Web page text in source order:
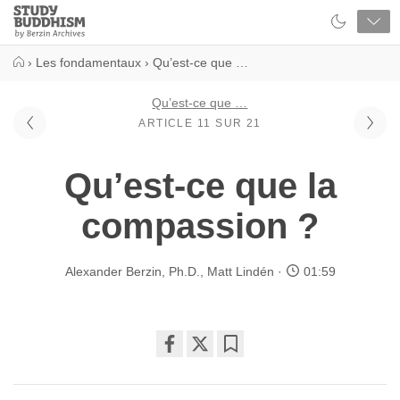
Close
Study
Buddhism
› Les fondamentaux › Qu’est-ce que …
Qu’est-ce que …
ARTICLE 11 SUR 21
Qu’est-ce que la
compassion ?
Alexander Berzin, Ph.D. Matt Lindén 01:59
on